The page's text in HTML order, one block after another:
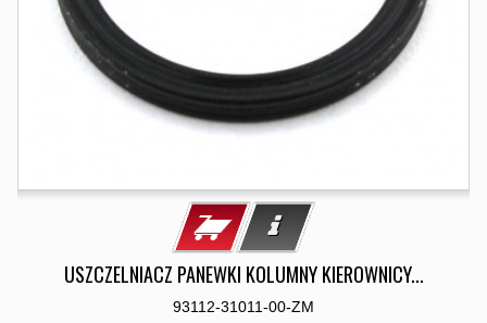
USZCZELNIACZ PANEWKI KOLUMNY KIEROWNICY...
93112-31011-00-ZM